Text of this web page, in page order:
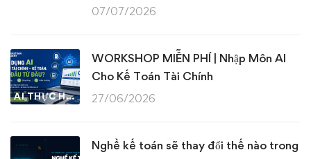
07/07/2026
AI THỰC HÀNH
WORKSHOP MIỄN PHÍ | Nhập Môn AI
Cho Kế Toán Tài Chính
27/06/2026
Nghề kế toán sẽ thay đổi thế nào trong